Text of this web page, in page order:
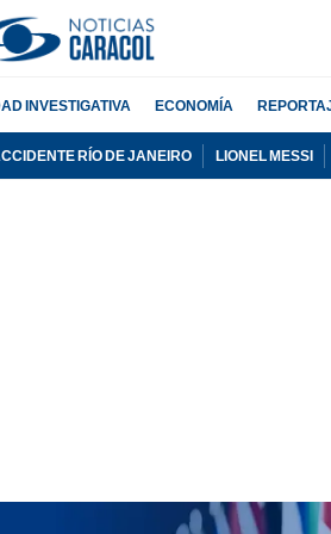
INVESTIGATIVA ECONOMÍA
RÍO DE JANEIRO LIONEL MESSI